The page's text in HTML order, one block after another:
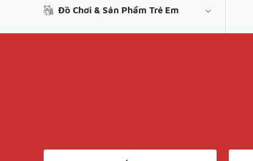
Đồ Chơi & Sản Phẩm Trẻ Em